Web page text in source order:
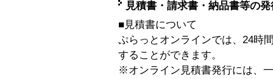
見積書・請求書・納品書等の
■見積書について
ぷらっとオンラインでは、24時
することができます。
※オンライン見積書発行には、